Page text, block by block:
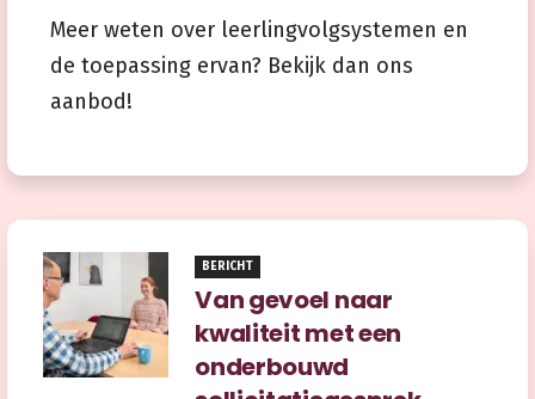
Meer weten over leerlingvolgsystemen en
de toepassing ervan? Bekijk dan ons
aanbod!
BERICHT
Van gevoel naar
kwaliteit met een
onderbouwd